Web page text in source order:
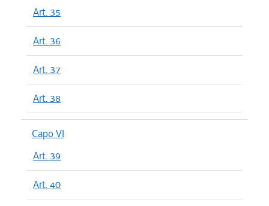
Art. 35
Art. 36
Art. 37
Art. 38
Capo VI
Art. 39
Art. 40